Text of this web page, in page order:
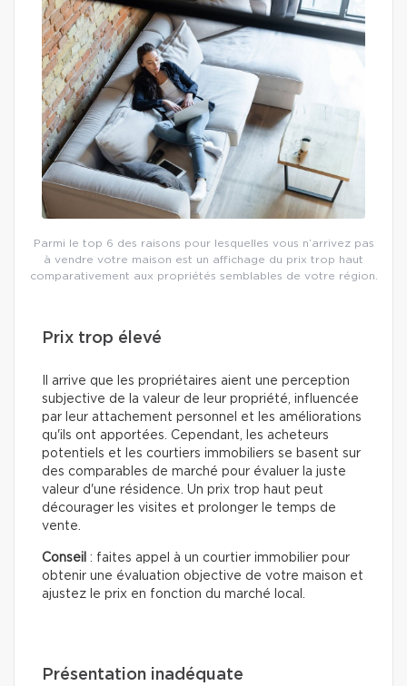
Parmi le top 6 des raisons pour lesquelles vous n’arrivez pas
à vendre votre maison est un affichage du prix trop haut
comparativement aux propriétés semblables de votre région.
Prix trop élevé
Il arrive que les propriétaires aient une perception
subjective de la valeur de leur propriété, influencée
par leur attachement personnel et les améliorations
qu'ils ont apportées. Cependant, les acheteurs
potentiels et les courtiers immobiliers se basent sur
des comparables de marché pour évaluer la juste
valeur d'une résidence. Un prix trop haut peut
décourager les visites et prolonger le temps de
vente.
Conseil : faites appel à un courtier immobilier pour
obtenir une évaluation objective de votre maison et
ajustez le prix en fonction du marché local.
Présentation inadéquate